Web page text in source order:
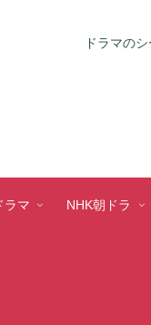
ドラマの
ラマ NHK朝ドラ